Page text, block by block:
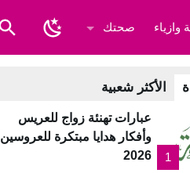
وازياء صحتك
الأكثر شعبية
1
عبارات تهنئة زواج للعريس
وأفكار هدايا مبتكرة للعروسين
2026